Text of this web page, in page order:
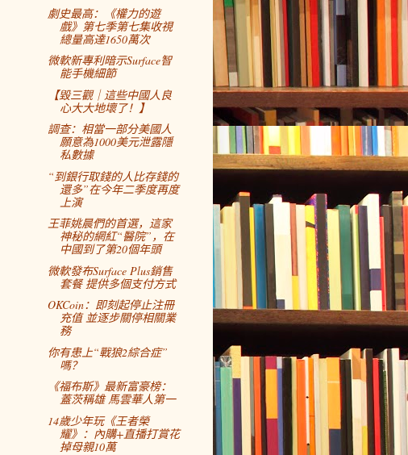
劇史最高：《權力的遊
戲》第七季第七集收視
總量高達1650萬次
微軟新專利暗示Surface智
能手機細節
【毀三觀｜這些中國人良
心大大地壞了！】
調查：相當一部分美國人
願意為1000美元泄露隱
私數據
“到銀行取錢的人比存錢的
還多”在今年二季度再度
上演
王菲姚晨們的首選，這家
神秘的網紅“醫院”，在
中國到了第20個年頭
微軟發布Surface Plus銷售
套餐 提供多個支付方式
OKCoin：即刻起停止注冊
充值 並逐步關停相關業
務
你有患上“戰狼2綜合症”
嗎？
《福布斯》最新富豪榜：
蓋茨稱雄 馬雲華人第一
14歲少年玩《王者榮
耀》：內購+直播打賞花
掉母親10萬